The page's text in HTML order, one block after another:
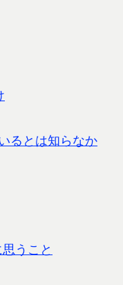
るとは知らなか
うこと